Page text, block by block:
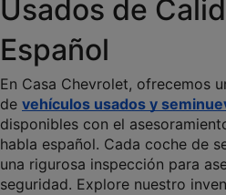
Usados de
Español
En Casa Chevrolet, ofrecemos
de vehículos usados y
disponibles con el
habla español. Cada coche de
una rigurosa inspección para
seguridad. Explore nuestro